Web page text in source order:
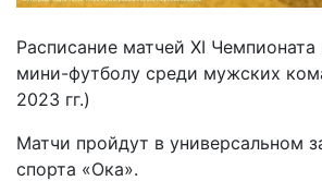
Расписание матчей XI
мини-футболу среди мужских
2023 гг.)
Матчи пройдут в универсальном
спорта «Ока».